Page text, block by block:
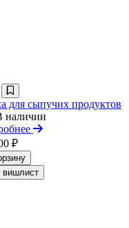
для сыпучих продуктов
наличии
₽
вишлист